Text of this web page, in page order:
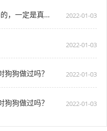
养狗的8大坏处，看完还敢养的，一定是真爱了 2022-01-03
2022-01-03
狗做过吗？ 2022-01-03
狗做过吗？ 2022-01-03